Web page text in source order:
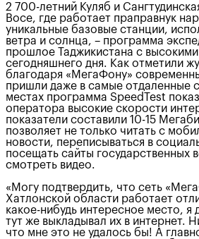
2 700-летний Куляб и
Восе, где работает праправнук
уникальные базовые станции,
ветра и солнца, – программа
прошлое Таджикистана с
сегодняшнего дня. Как отметили
благодаря «МегаФону»
пришли даже в самые отдаленные
местах программа SpeedTest
оператора высокие скорости
показатели составили 10-15
позволяет не только читать с
новости, переписываться в
посещать сайты государственных
смотреть видео.
«Могу подтвердить, что сеть
Хатлонской области работает
какое-нибудь интересное место, я
тут же выкладывал их в интернет.
что мне это не удалось бы! А